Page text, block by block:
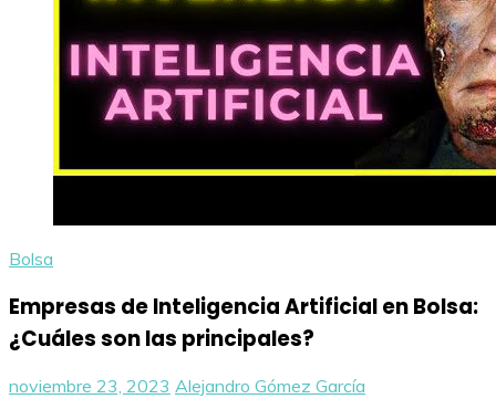
Bolsa
Empresas de Inteligencia Artificial en Bolsa:
¿Cuáles son las principales?
noviembre 23, 2023 Alejandro Gómez García